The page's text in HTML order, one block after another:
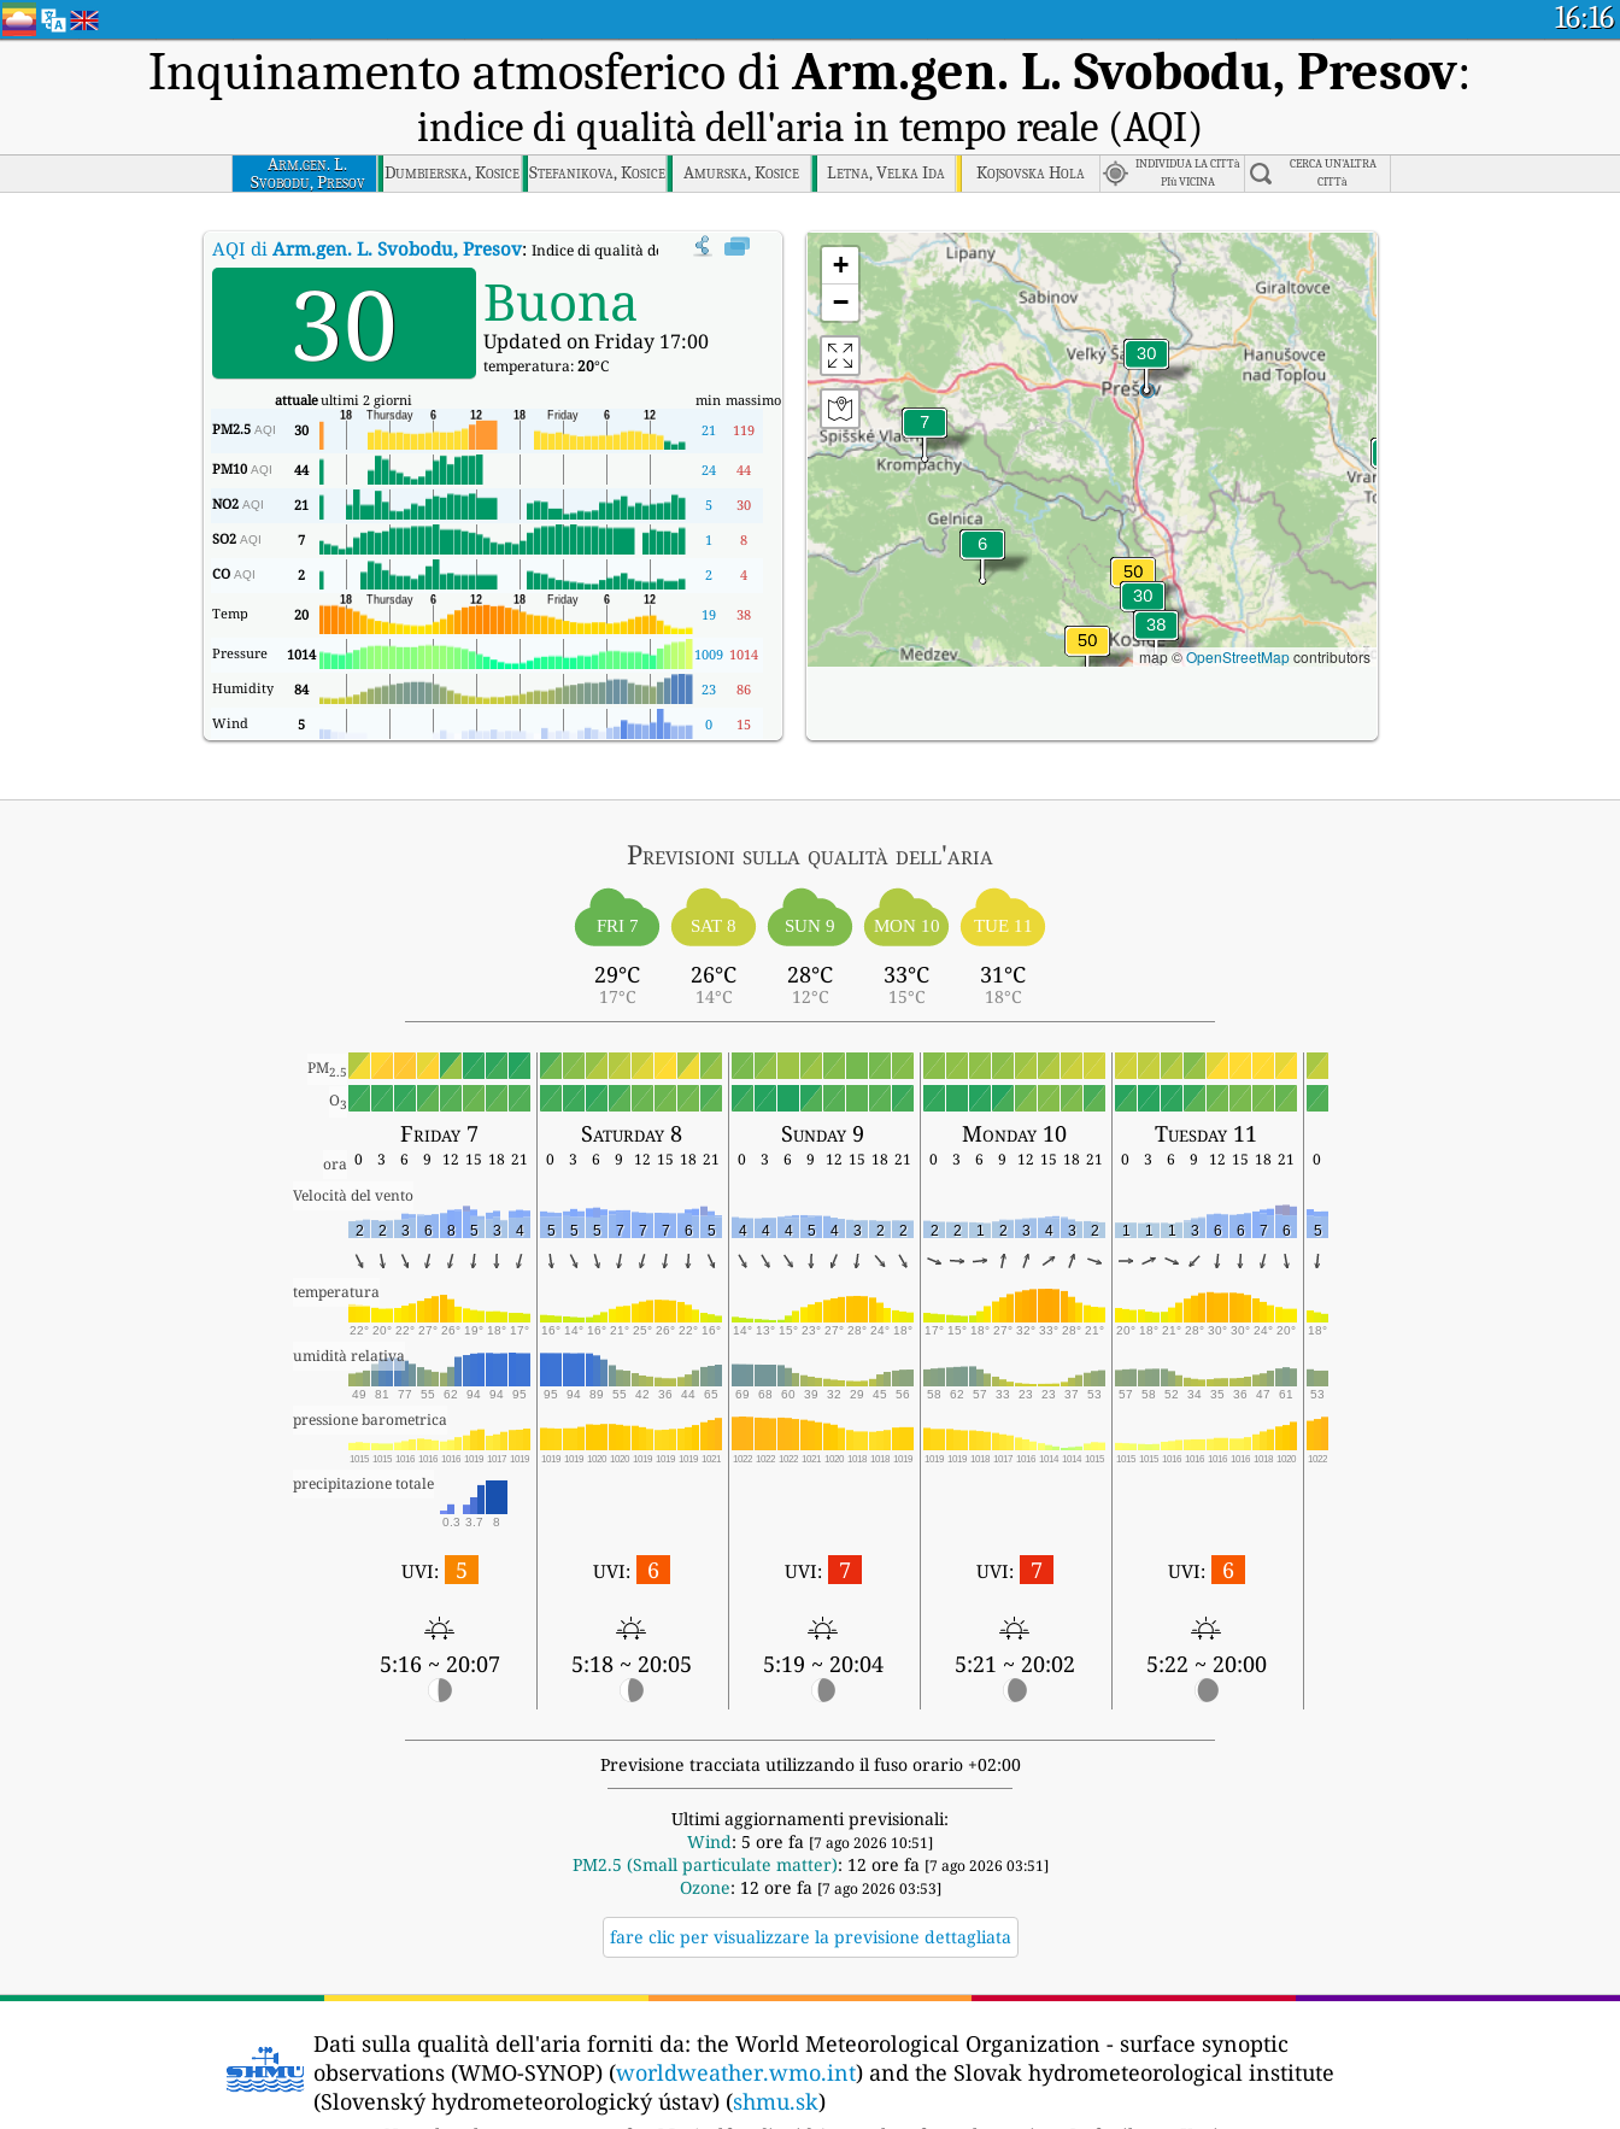
16:16
Inquinamento atmosferico diArm.gen. L. Svobodu, Presov:
indice di qualità dell'aria in tempo reale (AQI)
Arm.gen. L.
Svobodu, Presov
Dumbierska, Kosice Stefanikova, Kosice Amurska, Kosice Letna, Velka Ida Kojsovska Hola
INDIVIDUA LA CITTà
PIù VICINA
CERCA UN'ALTRA
CITTà
AQI di Arm.gen. L. Svobodu, Presov: Indice di qualità dell'aria in tempo reale (AQI) di Arm.gen. L. Svobodu, Presov.
30 Buona
Updated on Friday 17:00
temperatura:20°C
attualeultimi 2 giorni min massimo
PM2.5 AQI 30 21 119
PM10 AQI 44 24
44
NO2 AQI 21 5
30
SO2 AQI 7 1
8
CO AQI 2 2 4
Temp 20 19 38
Pressure 1014 1009 1014
Humidity
84 23
86
Wind
5 0 15
+
−
map ©OpenStreetMapcontributors
Previsioni sulla qualità dell'aria
FRI 7
29°C
17°C
SAT 8
26°C
14°C
SUN 9
28°C
12°C
MON 10
33°C
15°C
TUE 11
31°C
18°C
PM2.5
O3
Friday 7 Saturday 8 Sunday 9 Monday 10 Tuesday 11
ora 0 3 6 9 12 15 18 21 0 3 6 9 12 15 18 21 0 3 6 9 12 15 18 21 0 3 6 9 12 15 18 21 0 3 6 9 12 15 18 21
0
Velocità del vento
2 2 3 6 8 5 3 4 5 5 5 7 7 7 6 5 4 4 4 5 4 3 2 2 2 2 1 2 3 4 3 2 1 1 1 3 6 6 7 6 5
temperatura
22° 20° 22° 27° 26° 19° 18° 17° 16° 14° 16° 21° 25° 26° 22° 16° 14° 13° 15° 23° 27° 28° 24° 18° 17° 15° 18° 27° 32° 33° 28° 21° 20° 18° 21° 28° 30° 30° 24° 20° 18°
umidità relativa
49 81 77 55 62 94 94 95 95 94 89 55 42 36 44 65 69 68 60 39 32 29 45 56 58 62 57 33 23 23 37 53 57 58 52 34 35 36 47 61 53
pressione barometrica
1015 1015 1016 1016 1016 1019 1017 1019 1019 1019 1020 1020 1019 1019 1019 1021 1022 1022 1022 1021 1020 1018 1018 1019 1019 1019 1018 1017 1016 1014 1014 1015 1015 1015 1016 1016 1016 1016 1018 1020 1022
precipitazione totale
0.3 3.7 8
UVI: 5
5:16 ~ 20:07
UVI: 6
5:18 ~ 20:05
UVI: 7
5:19 ~ 20:04
UVI: 7
5:21 ~ 20:02
UVI: 6
5:22 ~ 20:00
Previsione tracciata utilizzando il fuso orario +02:00
Ultimi aggiornamenti previsionali:
Wind: 5 ore fa [7 ago 2026 10:51]
PM2.5 (Small particulate matter): 12 ore fa [7 ago 2026 03:51]
Ozone: 12 ore fa [7 ago 2026 03:53]
fare clic per visualizzare la previsione dettagliata
Dati sulla qualità dell'aria forniti da: the World Meteorological Organization - surface synoptic
observations (WMO-SYNOP) (worldweather.wmo.int) and the Slovak hydrometeorological institute
(Slovenský hydrometeorologický ústav) (shmu.sk)